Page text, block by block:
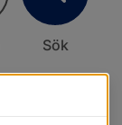
Sök